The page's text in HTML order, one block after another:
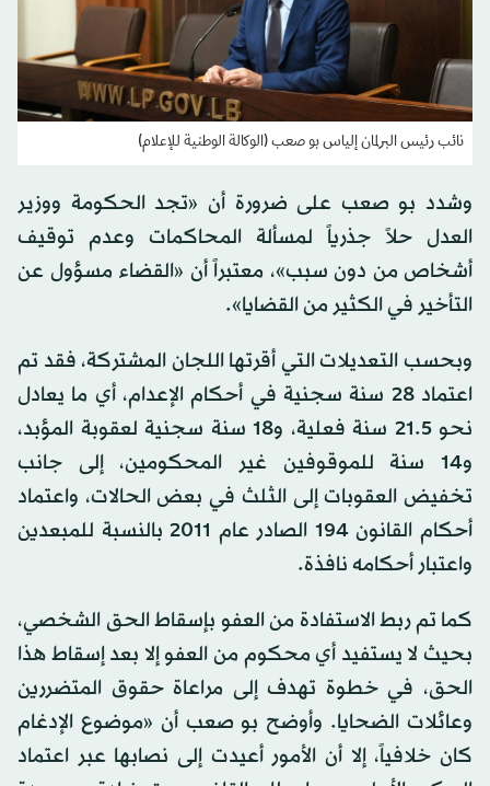
نائب رئيس البرلمان إلياس بو صعب (الوكالة الوطنية للإعلام)
وشدد بو صعب على ضرورة أن «تجد الحكومة ووزير
العدل حلاً جذرياً لمسألة المحاكمات وعدم توقيف
أشخاص من دون سبب»، معتبراً أن «القضاء مسؤول عن
التأخير في الكثير من القضايا».
وبحسب التعديلات التي أقرتها اللجان المشتركة، فقد تم
اعتماد 28 سنة سجنية في أحكام الإعدام، أي ما يعادل
نحو 21.5 سنة فعلية، و18 سنة سجنية لعقوبة المؤبد،
و14 سنة للموقوفين غير المحكومين، إلى جانب
تخفيض العقوبات إلى الثلث في بعض الحالات، واعتماد
أحكام القانون 194 الصادر عام 2011 بالنسبة للمبعدين
واعتبار أحكامه نافذة.
كما تم ربط الاستفادة من العفو بإسقاط الحق الشخصي،
بحيث لا يستفيد أي محكوم من العفو إلا بعد إسقاط هذا
الحق، في خطوة تهدف إلى مراعاة حقوق المتضررين
وعائلات الضحايا. وأوضح بو صعب أن «موضوع الإدغام
كان خلافياً، إلا أن الأمور أعيدت إلى نصابها عبر اعتماد